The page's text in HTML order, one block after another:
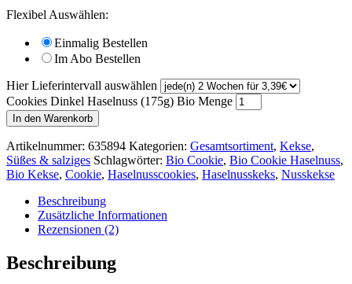
Flexibel Auswählen:
Einmalig Bestellen
Im Abo Bestellen
Hier Lieferintervall auswählen
Cookies Dinkel Haselnuss (175g) Bio Menge
In den Warenkorb
Artikelnummer: 635894 Kategorien: Gesamtsortiment, Kekse,
Süßes & salziges Schlagwörter: Bio Cookie, Bio Cookie Haselnuss,
Bio Kekse, Cookie, Haselnusscookies, Haselnusskeks, Nusskekse
Beschreibung
Zusätzliche Informationen
Rezensionen (2)
Beschreibung